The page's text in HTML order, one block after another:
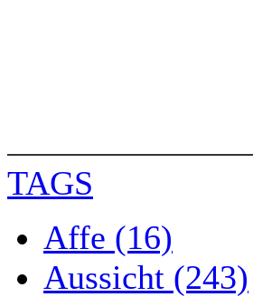
TAGS
Affe (16)
Aussicht (243)